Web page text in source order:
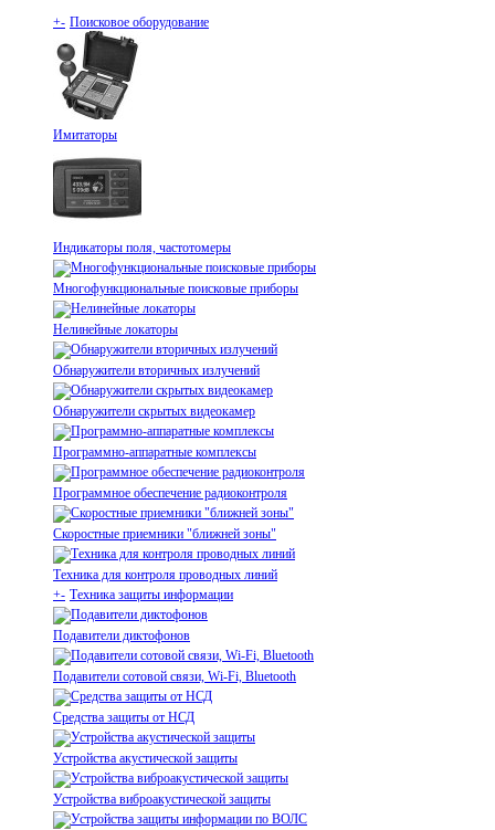
+- Поисковое оборудование
Имитаторы
Индикаторы поля, частотомеры
Многофункциональные поисковые приборы
Нелинейные локаторы
Обнаружители вторичных излучений
Обнаружители скрытых видеокамер
Программно-аппаратные комплексы
Программное обеспечение радиоконтроля
Скоростные приемники "ближней зоны"
Техника для контроля проводных линий
+- Техника защиты информации
Подавители диктофонов
Подавители сотовой связи, Wi-Fi, Bluetooth
Средства защиты от НСД
Устройства акустической защиты
Устройства виброакустической защиты